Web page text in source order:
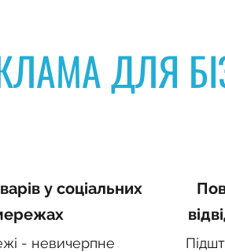
ДЛЯ
у соціальних
- невичерпне